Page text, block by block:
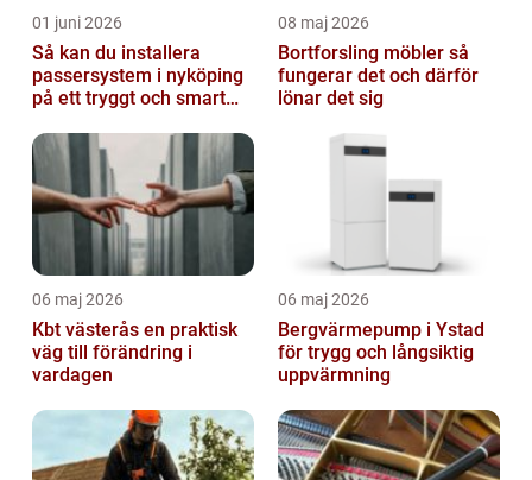
01 juni 2026
Så kan du installera
passersystem i nyköping
på ett tryggt och smart
08 maj 2026
Bortforsling möbler så
fungerar det och därför
lönar det sig
06 maj 2026
Kbt västerås en praktisk
väg till förändring i
vardagen
06 maj 2026
Bergvärmepump i Ystad
för trygg och långsiktig
uppvärmning